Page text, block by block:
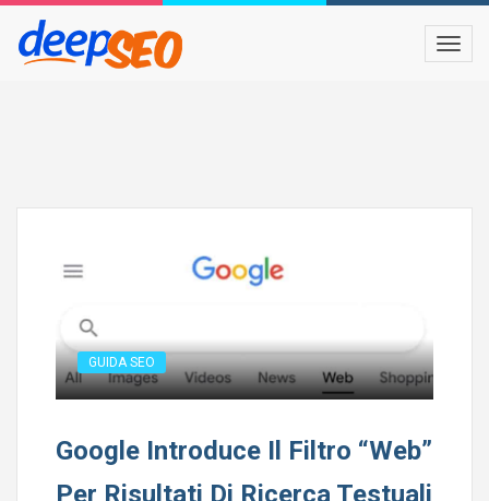
GUIDA SEO
Google Introduce Il Filtro “Web”
Per Risultati Di Ricerca Testuali